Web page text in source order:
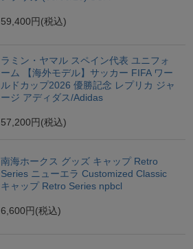
59,400円 (税込)
ラミン・ヤマル スペイン代表 ユニフォ
ーム 【海外モデル】サッカー FIFA ワー
ルドカップ2026 優勝記念 レプリカ ジャ
ージ アディダス/Adidas
57,200円 (税込)
南海ホークス グッズ キャップ Retro
Series ニューエラ Customized Classic
キャップ Retro Series npbcl
6,600円 (税込)